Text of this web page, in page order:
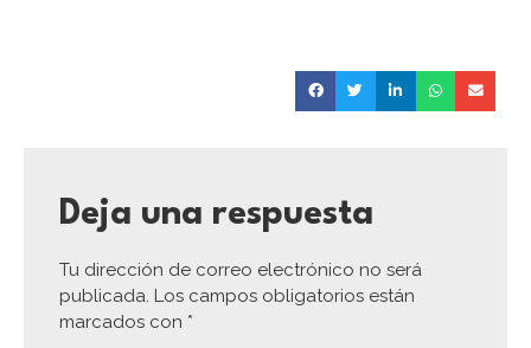
Deja una respuesta
Tu dirección de correo electrónico no será
publicada. Los campos obligatorios están
marcados con *